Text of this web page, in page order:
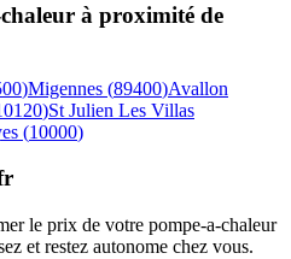
à proximité de
)Migennes (89400)Avallon
)St Julien Les Villas
(10000)
le prix de votre pompe-a-chaleur
et restez autonome chez vous.